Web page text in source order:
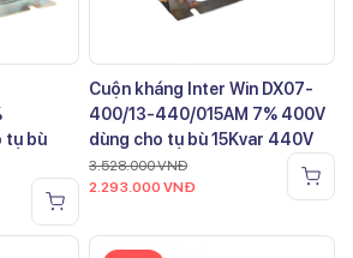
tụ bù
Cuộn kháng Inter Win DX07-
400/13-440/015AM 7% 400V
dùng cho tụ bù 15Kvar 440V
3.528.000VNĐ
2.293.000 VNĐ